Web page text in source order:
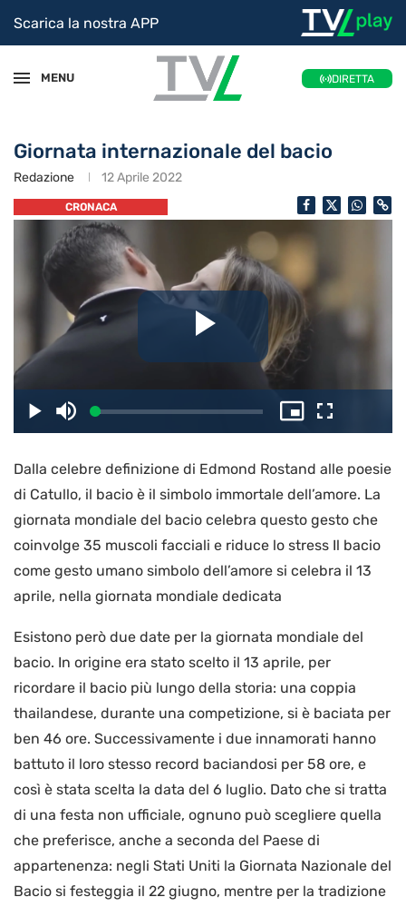
Scarica la nostra APP
MENU DIRETTA
Giornata internazionale del bacio
Redazione 12 Aprile 2022
CRONACA
il
video
PlayDisattiva
l’audio
Caricato:
3.24%
Picture-
in-
Schermo
intero
Dalla celebre definizione di Edmond Rostand alle poesie
di Catullo, il bacio è il simbolo immortale dell’amore. La
giornata mondiale del bacio celebra questo gesto che
coinvolge 35 muscoli facciali e riduce lo stress Il bacio
come gesto umano simbolo dell’amore si celebra il 13
aprile, nella giornata mondiale dedicata
Esistono però due date per la giornata mondiale del
bacio. In origine era stato scelto il 13 aprile, per
ricordare il bacio più lungo della storia: una coppia
thailandese, durante una competizione, si è baciata per
ben 46 ore. Successivamente i due innamorati hanno
battuto il loro stesso record baciandosi per 58 ore, e
così è stata scelta la data del 6 luglio. Dato che si tratta
di una festa non ufficiale, ognuno può scegliere quella
che preferisce, anche a seconda del Paese di
appartenenza: negli Stati Uniti la Giornata Nazionale del
Bacio si festeggia il 22 giugno, mentre per la tradizione